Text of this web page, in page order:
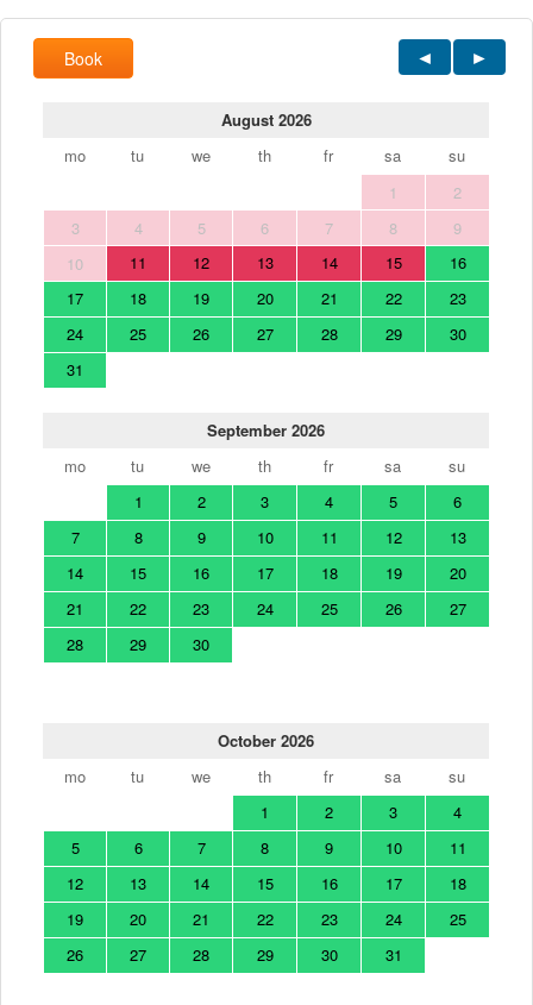
Book
August 2026
mo
tu we th fr sa
su
1
2
3
4 5 6 7 8
9
10
11 12 13 14 15
16
17
18 19 20 21 22
23
24
25 26 27 28 29
30
31
September 2026
mo
tu we th fr sa
su
1
2 3 4 5
6
7
8 9 10 11 12
13
14
15 16 17 18 19
20
21
22 23 24 25 26
27
28
29 30
October 2026
mo
tu we th fr sa
su
1
2 3
4
5
6 7 8 9 10
11
12
13 14 15 16 17
18
19
20 21 22 23 24
25
26
27 28 29 30 31